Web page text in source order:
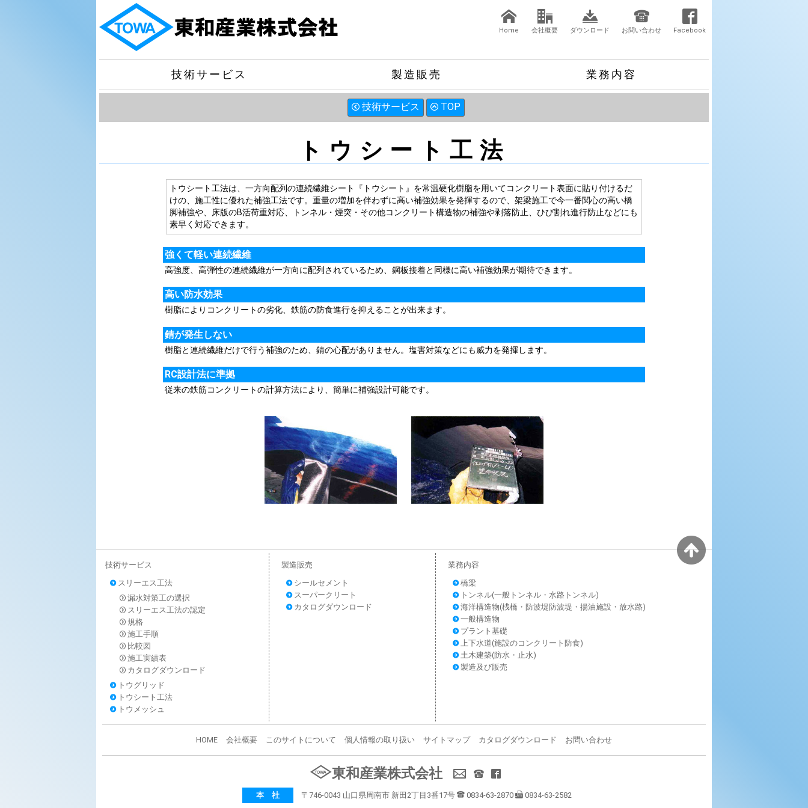
Home 会社概要 ダウンロード お問い合わせ Facebook
技術サービス 製造販売 業務内容
技術サービス TOP
トウシート工法
トウシート工法は、一方向配列の連続繊維シート『トウシート』を常温硬化樹脂を用いてコンクリート表面に貼り付けるだ
けの、施工性に優れた補強工法です。重量の増加を伴わずに高い補強効果を発揮するので、架梁施工で今一番関心の高い橋
脚補強や、床版のB活荷重対応、トンネル・煙突・その他コンクリート構造物の補強や剥落防止、ひび割れ進行防止などにも
素早く対応できます。
強くて軽い連続繊維
高強度、高弾性の連続繊維が一方向に配列されているため、鋼板接着と同様に高い補強効果が期待できます。
高い防水効果
樹脂によりコンクリートの劣化、鉄筋の防食進行を抑えることが出来ます。
錆が発生しない
樹脂と連続繊維だけで行う補強のため、錆の心配がありません。塩害対策などにも威力を発揮します。
RC設計法に準拠
従来の鉄筋コンクリートの計算方法により、簡単に補強設計可能です。
技術サービス
スリーエス工法
漏水対策工の選択
スリーエス工法の認定
規格
施工手順
比較図
施工実績表
カタログダウンロード
トウグリッド
トウシート工法
トウメッシュ
製造販売
シールセメント
スーパークリート
カタログダウンロード
業務内容
橋梁
トンネル(一般トンネル・水路トンネル)
海洋構造物(桟橋・防波堤防波堤・揚油施設・放水路)
一般構造物
プラント基礎
上下水道(施設のコンクリート防食)
土木建築(防水・止水)
製造及び販売
HOME 会社概要 このサイトについて 個人情報の取り扱い サイトマップ カタログダウンロード お問い合わせ
東和産業株式会社
本 社 〒746-0043 山口県周南市 新田2丁目3番17号 0834-63-2870 0834-63-2582